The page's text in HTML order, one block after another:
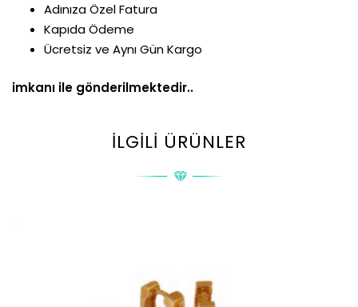
Adınıza Özel Fatura
Kapıda Ödeme
Ücretsiz ve Aynı Gün Kargo
imkanı ile gönderilmektedir..
İLGILI ÜRÜNLER